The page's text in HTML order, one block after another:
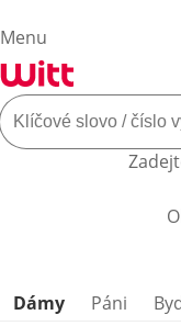
Menu
Přeskočit kategorie
Dámy Páni